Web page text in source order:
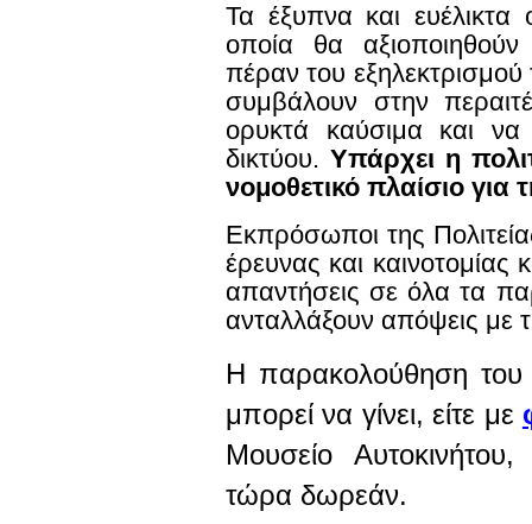
Τα έξυπνα και ευέλικτα
οποία θα
πέραν του
συμβάλουν στην
ορυκτά καύσιμα και να
δικτύου.Υπάρχει η
νομοθετικό πλαίσιο για
Εκπρόσωποι της
έρευνας και
απαντήσεις σε όλα τα
ανταλλάξουν απόψεις με
Η παρακολούθηση του
μπορεί να γίνει, είτε με
Μουσείο
τώρα δωρεάν.